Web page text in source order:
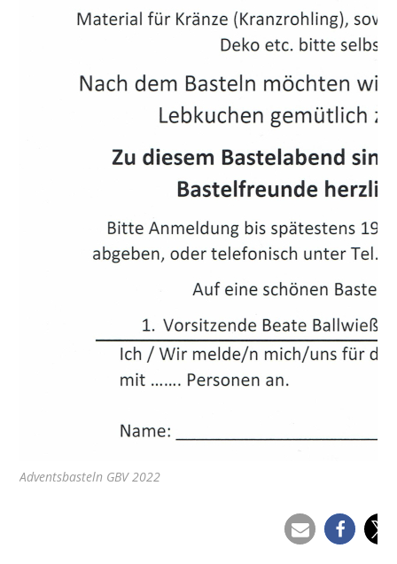
Adventsbasteln GBV 2022